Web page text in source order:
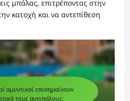
μπάλας, επιτρέποντας στην
κατοχή και να αντεπίθεση